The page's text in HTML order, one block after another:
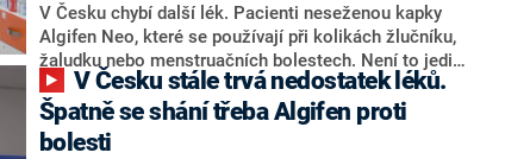
V Česku chybí další lék. Pacienti neseženou kapky
Algifen Neo, které se používají při kolikách žlučníku,
žaludku nebo menstruačních bolestech. Není to jediný
medikament, který na pultech schází. Dlouhodobě si
lidé nemohou obstarat Endiaron, léky na štítnou žlázu,
závratě nebo na Parkinsonovu chorobu.
Špatně se shání třeba Algifen proti
bolesti